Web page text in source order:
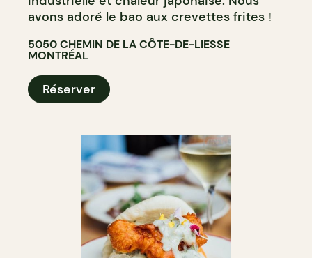
avons adoré le bao aux crevettes frites !
5050 CHEMIN DE LA CÔTE-DE-LIESSE
MONTRÉAL
Réserver